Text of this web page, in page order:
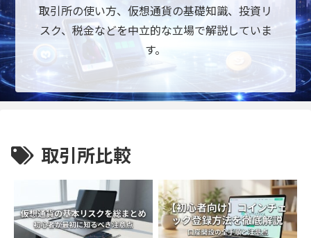
取引所の使い方、仮想通貨の基礎知識、投資リ
スク、税金などを中立的な立場で解説していま
す。
取引所比較